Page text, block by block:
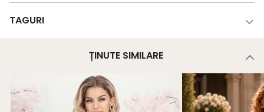
TAGURI
ȚINUTE SIMILARE